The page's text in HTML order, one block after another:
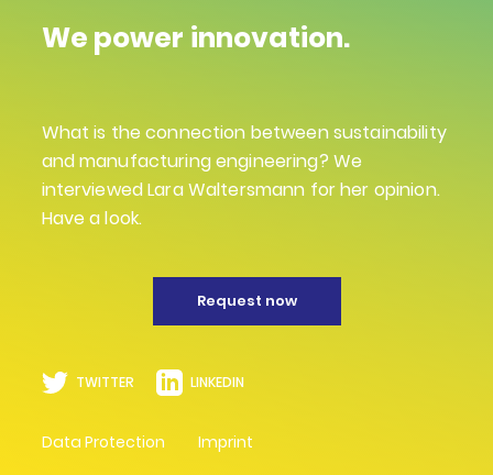
We power innovation.
What is the connection between sustainability
and manufacturing engineering? We
interviewed Lara Waltersmann for her opinion.
Have a look.
Request now
TWITTER LINKEDIN
Data Protection Imprint